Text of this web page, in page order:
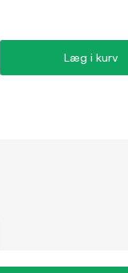
Læg i kurv